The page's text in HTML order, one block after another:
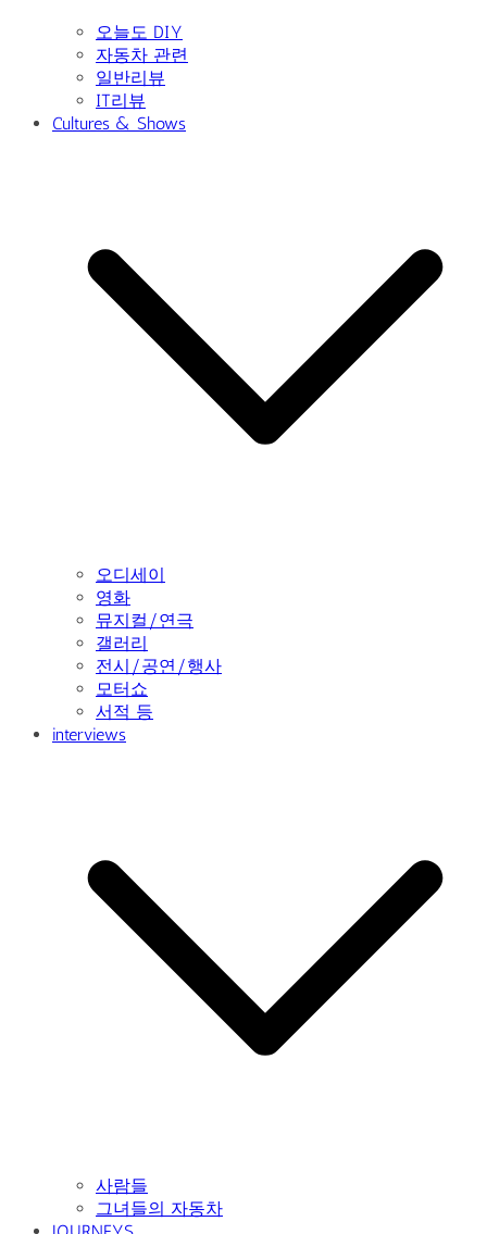
오늘도 DIY
자동차 관련
일반리뷰
IT리뷰
Cultures & Shows
오디세이
영화
뮤지컬/연극
갤러리
전시/공연/행사
모터쇼
서적 등
interviews
사람들
그녀들의 자동차